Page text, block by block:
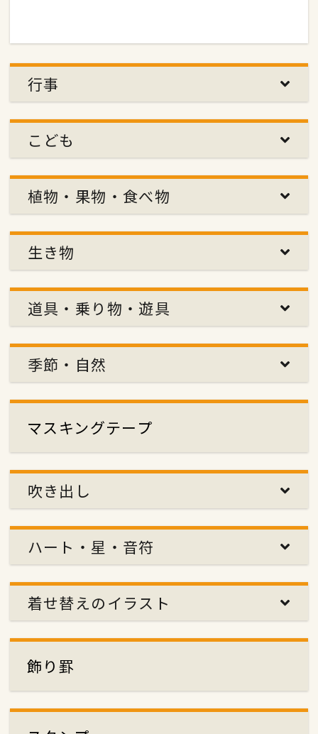
行事
こども
植物・果物・食べ物
生き物
道具・乗り物・遊具
季節・自然
マスキングテープ
吹き出し
ハート・星・音符
着せ替えのイラスト
飾り罫